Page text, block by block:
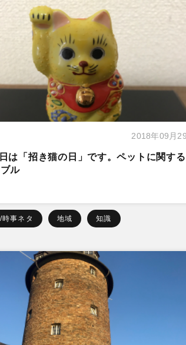
2018年09月
は「招き猫の日」です。ペットに関す
ル
時事ネタ 地域 知識